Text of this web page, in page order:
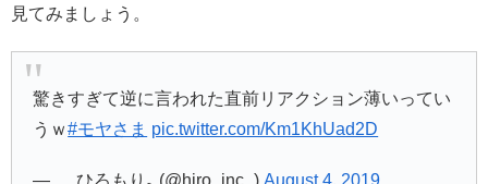
見てみましょう。
驚きすぎて逆に言われた直前リアクション薄いってい
うｗ#モヤさま pic.twitter.com/Km1KhUad2D
—      ひろもり｡ (@hiro_inc_)August 4, 2019